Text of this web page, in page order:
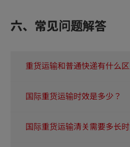
六、常见问题解答
重货运输和普通快递有什么区
用叉车、托盘等专用设备操
包裹，操作流程相对简单。
国际重货运输时效是多少？
特快重货可实现门到门送达
国际重货运输清关需要多长时